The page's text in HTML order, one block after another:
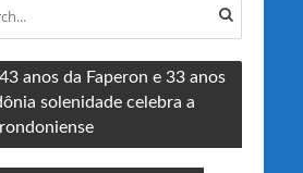
anos da Faperon e 33 anos
solenidade celebra a